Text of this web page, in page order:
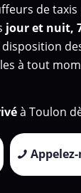
de
jour et nuit,
à tout
à Toulon